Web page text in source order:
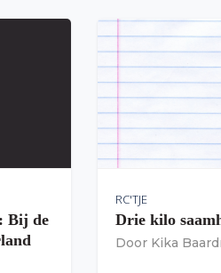
Bij de
RC'TJE
Drie kilo
Door Kika